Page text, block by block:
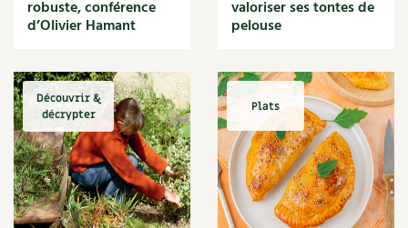
Maison saine
Mare
Marie Chioca
Marmite
Massage
Matériaux
Maux
Méditerranéen
robuste, conférence
d’Olivier Hamant
valoriser ses tontes de
pelouse
Découvrir &
décrypter
Plats